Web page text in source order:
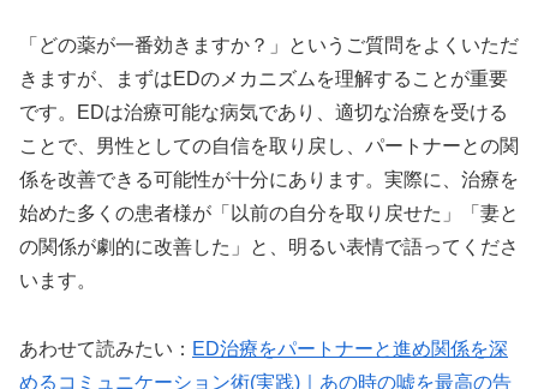
「どの薬が一番効きますか？」というご質問をよくいただ
きますが、まずはEDのメカニズムを理解することが重要
です。EDは治療可能な病気であり、適切な治療を受ける
ことで、男性としての自信を取り戻し、パートナーとの関
係を改善できる可能性が十分にあります。実際に、治療を
始めた多くの患者様が「以前の自分を取り戻せた」「妻と
の関係が劇的に改善した」と、明るい表情で語ってくださ
います。
あわせて読みたい： ED治療をパートナーと進め関係を深
めるコミュニケーション術(実践)｜あの時の嘘を最高の告